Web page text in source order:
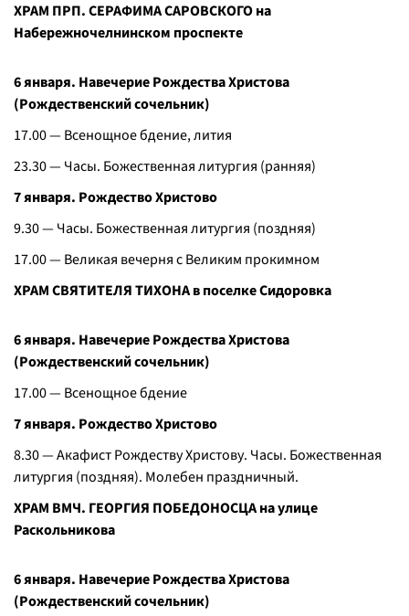
ХРАМ ПРП. СЕРАФИМА САРОВСКОГО на
Набережночелнинском проспекте
6 января. Навечерие Рождества Христова
(Рождественский сочельник)
17.00 — Всенощное бдение, лития
23.30 — Часы. Божественная литургия (ранняя)
7 января. Рождество Христово
9.30 — Часы. Божественная литургия (поздняя)
17.00 — Великая вечерня с Великим прокимном
ХРАМ СВЯТИТЕЛЯ ТИХОНА в поселке Сидоровка
6 января. Навечерие Рождества Христова
(Рождественский сочельник)
17.00 — Всенощное бдение
7 января. Рождество Христово
8.30 — Акафист Рождеству Христову. Часы. Божественная
литургия (поздняя). Молебен праздничный.
ХРАМ ВМЧ. ГЕОРГИЯ ПОБЕДОНОСЦА на улице
Раскольникова
6 января. Навечерие Рождества Христова
(Рождественский сочельник)